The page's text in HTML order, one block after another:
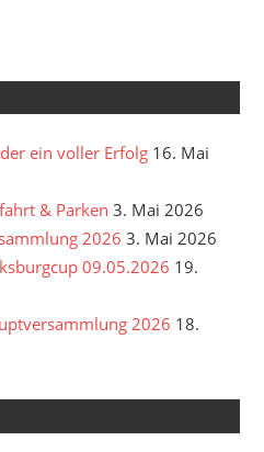
ein voller Erfolg 16. Mai
& Parken 3. Mai 2026
2026 3. Mai 2026
09.05.2026 19.
2026 18.